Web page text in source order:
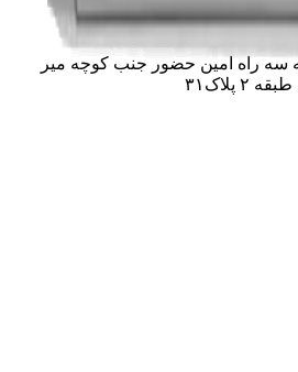
سه راه امین حضور جنب کوچه میر